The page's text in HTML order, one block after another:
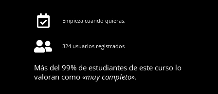
Empieza cuando quieras.
324 usuarios registrados
Más del 99% de estudiantes de este curso lo
valoran como «muy completo».